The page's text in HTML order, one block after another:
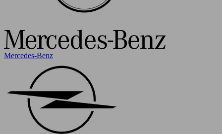
Mercedes-Benz